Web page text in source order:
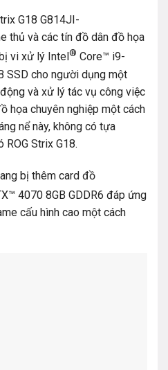
G18 G814JI-
thủ và các tín đồ dân đồ họa
vi xử lý Intel ® Core™ i9-
SSD cho người dụng một
và xử lý tác vụ công việc
họa chuyên nghiệp một cách
nể này, không có tựa
ROG Strix G18.
bị thêm card đồ
4070 8GB GDDR6 đáp ứng
cấu hình cao một cách